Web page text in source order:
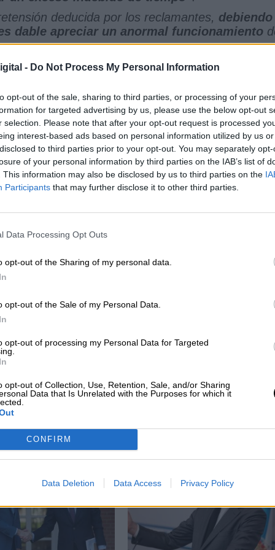
- Do Not Process My Personal Information
opt-out of the sale, sharing to third parties, or processing of your
for targeted advertising by us, please use the below opt-out
selection. Please note that after your opt-out request is processed
interest-based ads based on personal information utilized by us
to third parties prior to your opt-out. You may separately
of your personal information by third parties on the IAB’s list of
This information may also be disclosed by us to third parties on the
Participants that may further disclose it to other third parties.
Data Processing Opt Outs
opt-out of the Sharing of my personal data.
opt-out of the Sale of my Personal Data.
opt-out of processing my Personal Data for Targeted
opt-out of Collection, Use, Retention, Sale, and/or Sharing
Data that Is Unrelated with the Purposes for which it
CONFIRM
Data Deletion Data Access Privacy Policy
deducida por los reclamantes, debiendo
dable apreciar un anormal funcionamiento
definitivo tanto a Torrijos como a Castaño,
y a las"numerosas filtraciones más o
ser juzgados antes de tiempo por la opinión
delitos, algo por lo que ahora deberán de ser
Castaño Consejo General del Poder Judicial CGPJ
cumplir su acuerdo para renovar el CGPJ